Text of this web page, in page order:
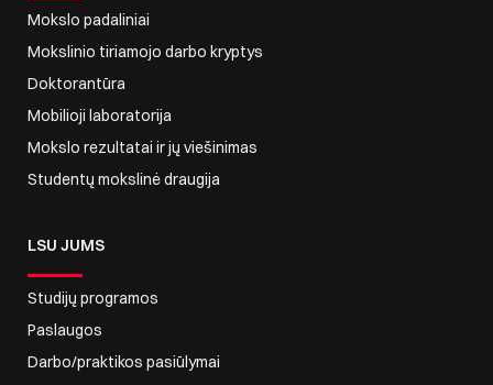
Mokslo padaliniai
Mokslinio tiriamojo darbo kryptys
Doktorantūra
Mobilioji laboratorija
Mokslo rezultatai ir jų viešinimas
Studentų mokslinė draugija
LSU JUMS
Studijų programos
Paslaugos
Darbo/praktikos pasiūlymai